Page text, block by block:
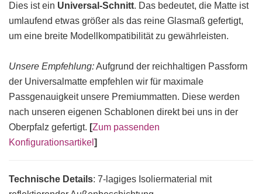
Dies ist ein Universal-Schnitt. Das bedeutet, die Matte ist
umlaufend etwas größer als das reine Glasmaß gefertigt,
um eine breite Modellkompatibilität zu gewährleisten.
Unsere Empfehlung:Aufgrund der reichhaltigen Passform
der Universalmatte empfehlen wir für maximale
Passgenauigkeit unsere Premiummatten. Diese werden
nach unseren eigenen Schablonen direkt bei uns in der
Oberpfalz gefertigt. [Zum passenden
Konfigurationsartikel ]
Technische Details: 7-lagiges Isoliermaterial mit